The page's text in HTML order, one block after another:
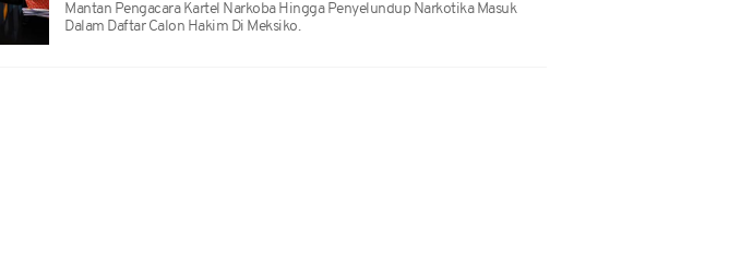
Mantan Pengacara Kartel Narkoba Hingga Penyelundup Narkotika Masuk
Dalam Daftar Calon Hakim Di Meksiko.